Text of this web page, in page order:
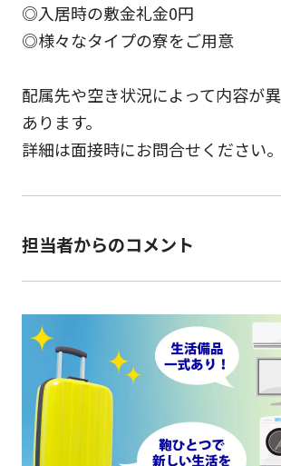
◎入居時の敷金礼金0円
◎様々なタイプの寮をご用意
配属先や空き状況によって内容が
あります。
詳細は面接時にお問合せください。
担当者からのコメント